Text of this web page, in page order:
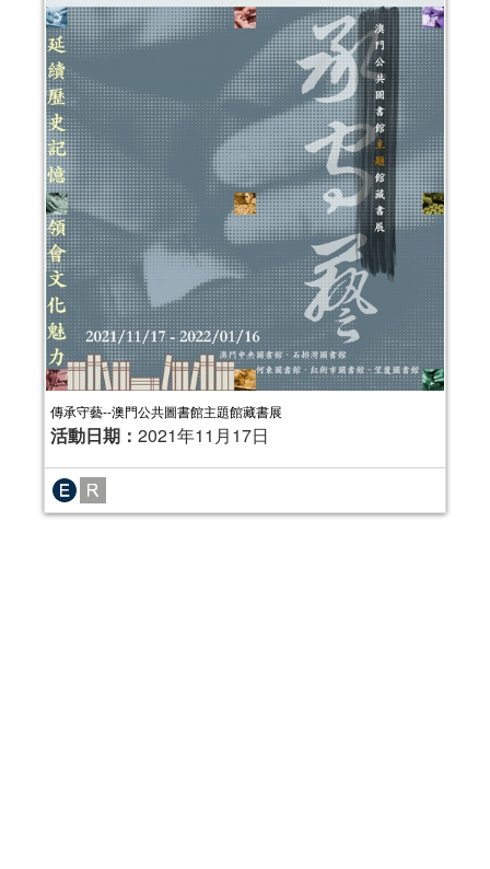
傳承守藝--澳門公共圖書館主題館藏書展
活動日期： 2021年11月17日